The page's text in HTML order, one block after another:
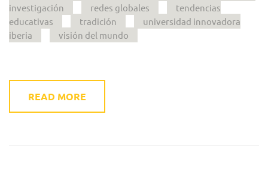
investigación
redes globales
tendencias
educativas
tradición
universidad innovadora
iberia
visión del mundo
READ MORE